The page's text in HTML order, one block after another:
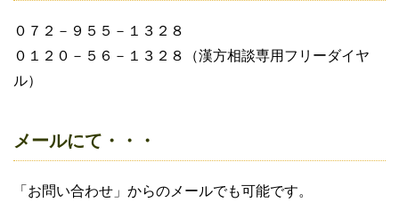
０７２－９５５－１３２８
０１２０－５６－１３２８（漢方相談専用フリーダイヤ
ル）
メールにて・・・
「お問い合わせ」からのメールでも可能です。